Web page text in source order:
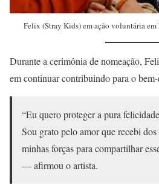
Felix (Stray Kids) em ação voluntária
Durante a cerimônia de nomeação,
em continuar contribuindo para o
“Eu quero proteger a pura
Sou grato pelo amor que recebi
minhas forças para compartilhar
— afirmou o artista.